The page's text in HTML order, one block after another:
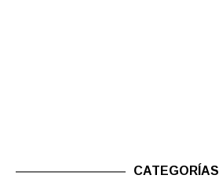
CATEGORÍAS